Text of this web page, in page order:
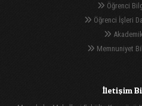
Öğrenci
Öğrenci İşleri
Memnuniyet
İletişim